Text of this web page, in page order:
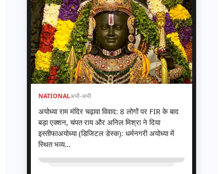
NATIONALअभी-अभी
अयोध्या राम मंदिर चढ़ावा विवाद: 8 लोगों पर FIR के बाद
बड़ा एक्शन, चंपत राय और अनिल मिश्रा ने दिया
इस्तीफाअयोध्या (डिजिटल डेस्क): धर्मनगरी अयोध्या में
स्थित भव्य...